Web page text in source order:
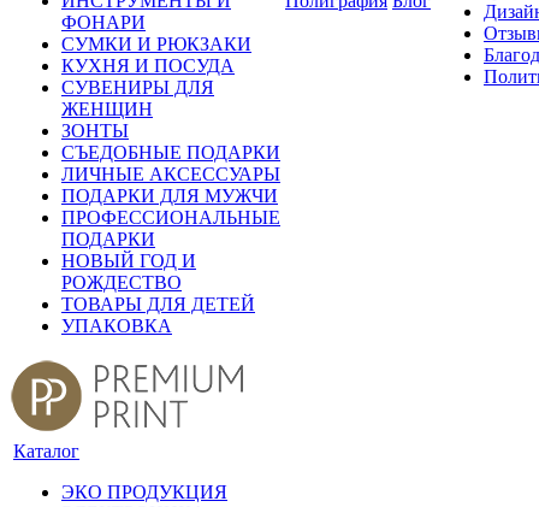
ФОНАРИ
СУМКИ И РЮКЗАКИ
КУХНЯ И ПОСУДА
СУВЕНИРЫ ДЛЯ
ЖЕНЩИН
ЗОНТЫ
СЪЕДОБНЫЕ ПОДАРКИ
ЛИЧНЫЕ АКСЕССУАРЫ
ПОДАРКИ ДЛЯ МУЖЧИ
ПРОФЕССИОНАЛЬНЫЕ
ПОДАРКИ
НОВЫЙ ГОД И
РОЖДЕСТВО
ТОВАРЫ ДЛЯ ДЕТЕЙ
УПАКОВКА
Каталог
ЭКО ПРОДУКЦИЯ